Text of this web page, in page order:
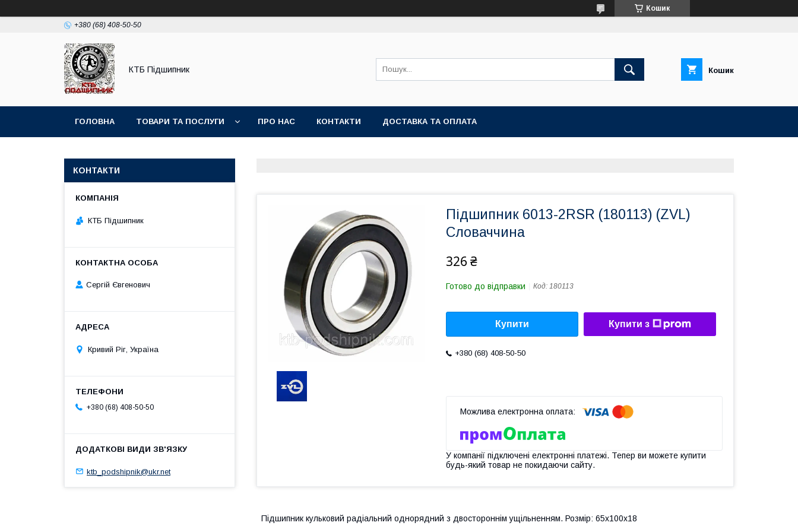
Кошик
+380 (68) 408-50-50
КТБ Підшипник Кошик
ГОЛОВНА ТОВАРИ ТА ПОСЛУГИ ПРО НАС КОНТАКТИ ДОСТАВКА ТА ОПЛАТА
Підшипник 6013-2RSR (180113) (ZVL)
Словаччина
326 ₴
Готово до відправки Код: 180113
Купити Купити з
+380 (68) 408-50-50
У компанії підключені електронні платежі. Тепер ви можете купити
будь-який товар не покидаючи сайту.
Підшипник кульковий радіальний однорядний з двостороннім ущільненням. Розмір: 65х100х18
КОНТАКТИ
КТБ Підшипник
Сергій Євгенович
Кривий Ріг, Україна
+380 (68) 408-50-50
ktb_podshipnik@ukr.net